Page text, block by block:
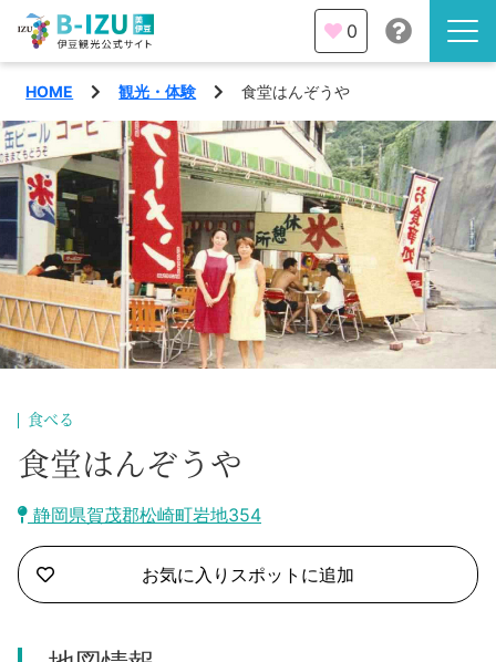
伊豆半島を知る
伊豆のみどころ
みる
あそぶ
あじわう
観光・体験
イベント
エリア
熱海市
沼津市
三島市
特集
旅の計画
モデルコース
宿泊・予約
日本語
0
HOME 観光・体験 食堂はんぞうや
食べる
食堂はんぞうや
静岡県賀茂郡松崎町岩地354
お気に入りスポットに追加